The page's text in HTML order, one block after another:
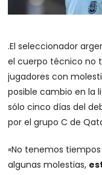
.El seleccionador
el cuerpo técnico no
jugadores con
posible cambio en la
sólo cinco días del
por el grupo C de
«No tenemos
algunas molestias,